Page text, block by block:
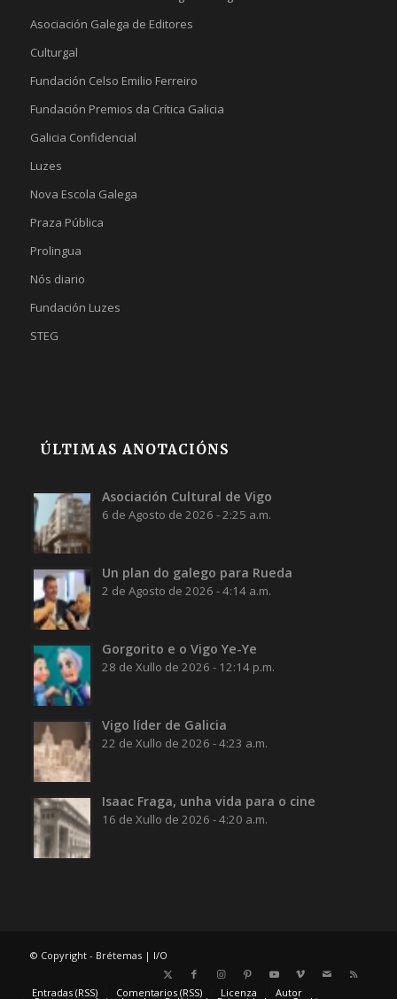
Asociación Galega de Editores
Culturgal
Fundación Celso Emilio Ferreiro
Fundación Premios da Crítica Galicia
Galicia Confidencial
Luzes
Nova Escola Galega
Praza Pública
Prolingua
Nós diario
Fundación Luzes
STEG
ÚLTIMAS ANOTACIÓNS
Asociación Cultural de Vigo
6 de Agosto de 2026 - 2:25 a.m.
Un plan do galego para Rueda
2 de Agosto de 2026 - 4:14 a.m.
Gorgorito e o Vigo Ye-Ye
28 de Xullo de 2026 - 12:14 p.m.
Vigo líder de Galicia
22 de Xullo de 2026 - 4:23 a.m.
Isaac Fraga, unha vida para o cine
16 de Xullo de 2026 - 4:20 a.m.
© Copyright - Brétemas | I/O
Entradas (RSS) Comentarios (RSS) Licenza Autor